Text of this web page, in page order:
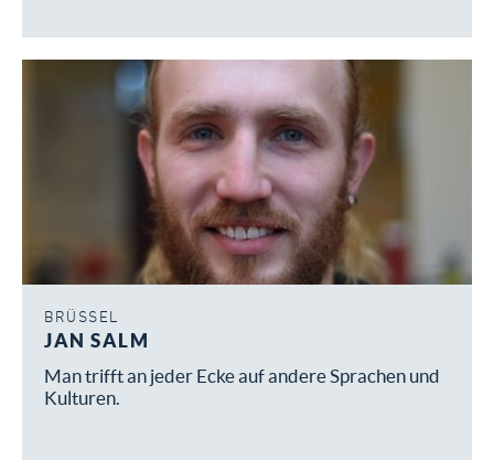
BRÜSSEL
JAN SALM
Man trifft an jeder Ecke auf andere Sprachen und
Kulturen.